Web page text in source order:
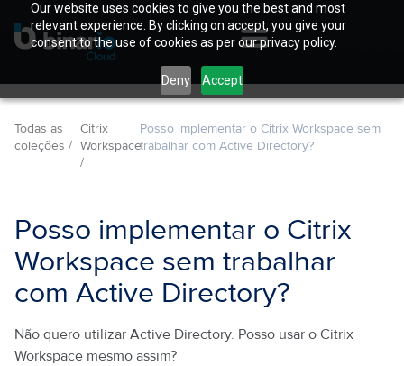
Our website uses cookies to give you the best and most
relevant experience. By clicking on accept, you give your
consent to the use of cookies as per our privacy policy.
Deny Accept
Todas as
coleções /
Citrix
Workspace
/
Posso implementar o Citrix Workspace sem
trabalhar com Active Directory?
Posso implementar o Citrix
Workspace sem trabalhar
com Active Directory?
Não quero utilizar Active Directory. Posso usar o Citrix
Workspace mesmo assim?